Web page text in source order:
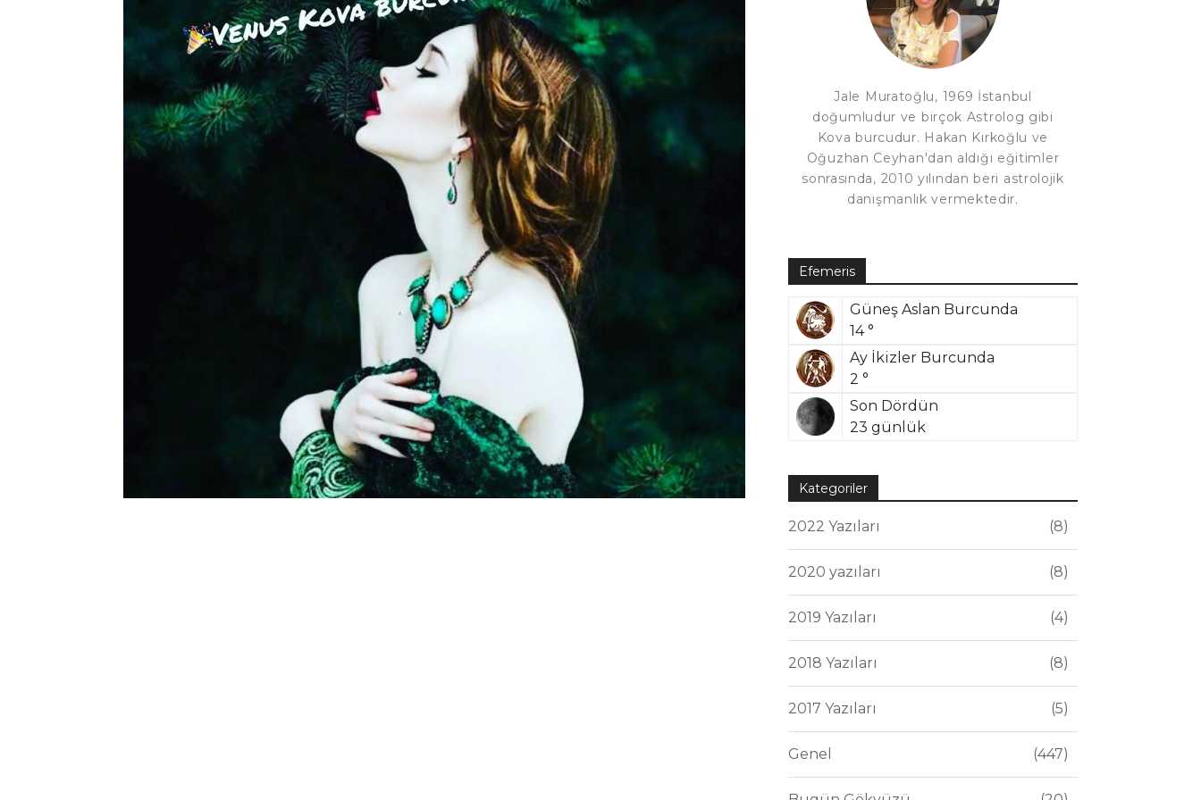
Muratoğlu
Jale Muratoğlu, 1969 İstanbul
doğumludur ve birçok Astrolog gibi
Kova burcudur. Hakan Kırkoğlu ve
Oğuzhan Ceyhan'dan aldığı eğitimler
sonrasında, 2010 yılından beri astrolojik
danışmanlık vermektedir.
Efemeris
Güneş Aslan Burcunda
14 °
Ay İkizler Burcunda
2 °
Son Dördün
23 günlük
Kategoriler
2022 Yazıları 8
2020 yazıları 8
2019 Yazıları 4
2018 Yazıları 8
2017 Yazıları 5
Genel 447